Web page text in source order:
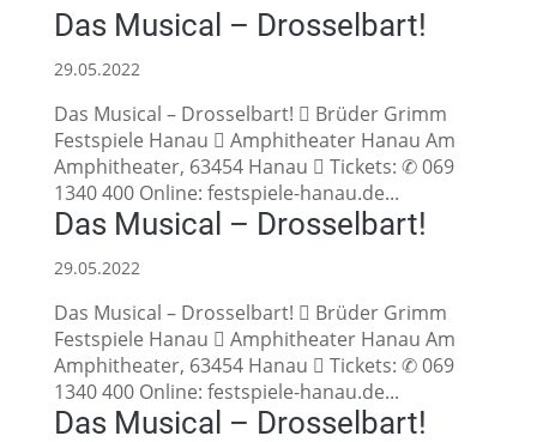
Das Musical – Drosselbart!
29.05.2022
Das Musical – Drosselbart!  Brüder Grimm
Festspiele Hanau  Amphitheater Hanau Am
Amphitheater, 63454 Hanau  Tickets: ✆ 069
1340 400 Online: festspiele-hanau.de...
Das Musical – Drosselbart!
29.05.2022
Das Musical – Drosselbart!  Brüder Grimm
Festspiele Hanau  Amphitheater Hanau Am
Amphitheater, 63454 Hanau  Tickets: ✆ 069
1340 400 Online: festspiele-hanau.de...
Das Musical – Drosselbart!